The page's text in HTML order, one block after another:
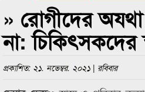
পুরস্কার বিতরণ সম্পন্ন
সিলেটে
» রোগীদের অযথা
না: চিকিৎসকদের
প্রকাশিত: ২১. নভেম্বর. ২০২১ | রবিবার